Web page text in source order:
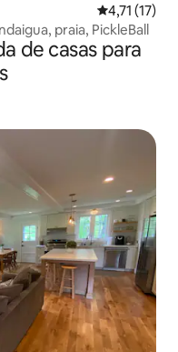
4,71 de uma
4,71 (17)
praia, PickleBall
de casas para